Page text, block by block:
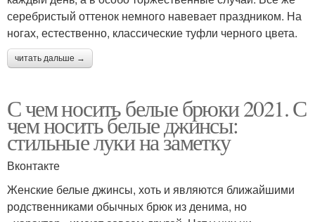
серебристый оттенок немного навевает праздником. На
ногах, естественно, классические туфли черного цвета.
читать дальше →
С чем носить белые брюки 2021. С
чем носить белые джинсы:
стильные луки на заметку
Вконтакте
Женские белые джинсы, хоть и являются ближайшими
родственниками обычных брюк из денима, но